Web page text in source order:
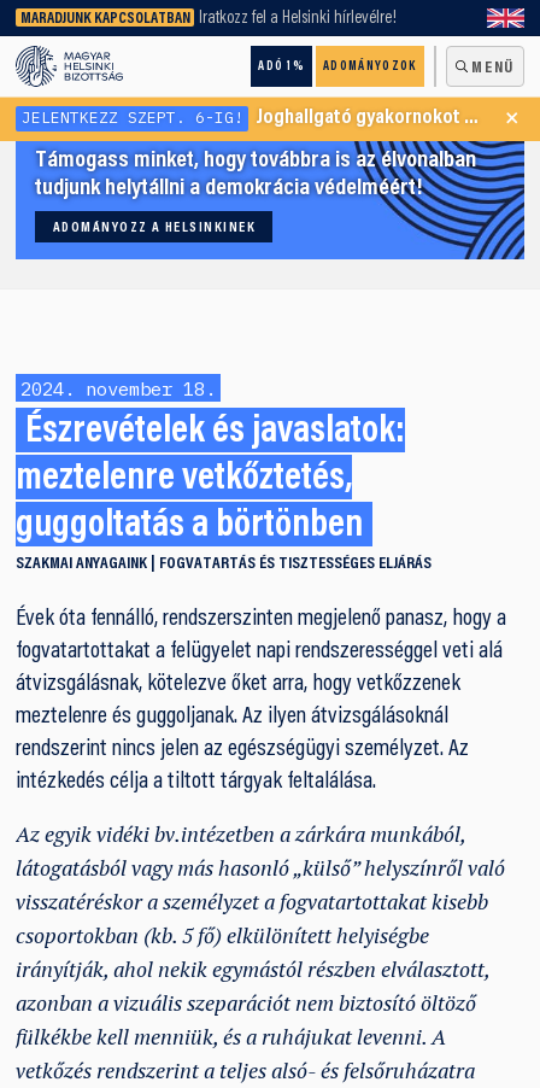
MARADJUNK KAPCSOLATBAN Iratkozz fel a Helsinki hírlevélre!
ADÓ 1% ADOMÁNYOZOK MENÜ
keresőnket!
JELENTKEZZ SZEPT. 6-IG! Joghallgató gyakornokot keresünk Menekültügyi Programunkba ×
Támogass minket, hogy továbbra is az élvonalban
tudjunk helytállni a demokrácia védelméért!
ADOMÁNYOZZ A HELSINKINEK
2024. november 18.
Észrevételek és javaslatok:
meztelenre vetkőztetés,
guggoltatás a börtönben
SZAKMAI ANYAGAINK FOGVATARTÁS ÉS TISZTESSÉGES ELJÁRÁS
Évek óta fennálló, rendszerszinten megjelenő panasz, hogy a
fogvatartottakat a felügyelet napi rendszerességgel veti alá
átvizsgálásnak, kötelezve őket arra, hogy vetkőzzenek
meztelenre és guggoljanak. Az ilyen átvizsgálásoknál
rendszerint nincs jelen az egészségügyi személyzet. Az
intézkedés célja a tiltott tárgyak feltalálása.
Az egyik vidéki bv.intézetben a zárkára munkából,
látogatásból vagy más hasonló „külső” helyszínről való
visszatéréskor a személyzet a fogvatartottakat kisebb
csoportokban (kb. 5 fő) elkülönített helyiségbe
irányítják, ahol nekik egymástól részben elválasztott,
azonban a vizuális szeparációt nem biztosító öltöző
fülkékbe kell menniük, és a ruhájukat levenni. A
vetkőzés rendszerint a teljes alsó- és felsőruházatra